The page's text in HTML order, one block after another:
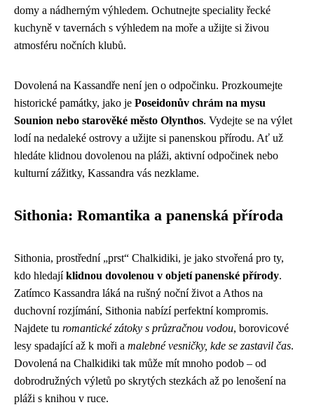
domy a nádherným výhledem. Ochutnejte speciality řecké
kuchyně v tavernách s výhledem na moře a užijte si živou
atmosféru nočních klubů.
Dovolená na Kassandře není jen o odpočinku. Prozkoumejte
historické památky, jako je Poseidonův chrám na mysu
Sounion nebo starověké město Olynthos. Vydejte se na výlet
lodí na nedaleké ostrovy a užijte si panenskou přírodu. Ať už
hledáte klidnou dovolenou na pláži, aktivní odpočinek nebo
kulturní zážitky, Kassandra vás nezklame.
Sithonia: Romantika a panenská příroda
Sithonia, prostřední „prst“ Chalkidiki, je jako stvořená pro ty,
kdo hledajíklidnou dovolenou v objetí panenské přírody.
Zatímco Kassandra láká na rušný noční život a Athos na
duchovní rozjímání, Sithonia nabízí perfektní kompromis.
Najdete tu romantické zátoky s průzračnou vodou, borovicové
lesy spadající až k moři a malebné vesničky, kde se zastavil čas.
Dovolená na Chalkidiki tak může mít mnoho podob – od
dobrodružných výletů po skrytých stezkách až po lenošení na
pláži s knihou v ruce.